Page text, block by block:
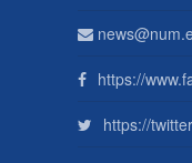
https://
https://